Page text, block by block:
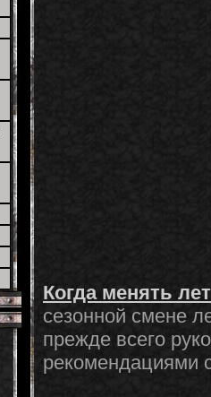
Когда менять
сезонной смене
прежде всего
рекомендациями